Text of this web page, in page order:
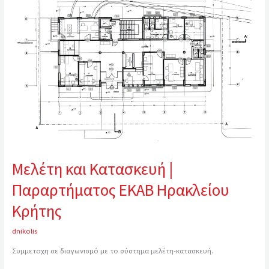
Μελέτη και Κατασκευή |
Παραρτήματος ΕΚΑΒ Ηρακλείου
Κρήτης
dnikolis
Συμμετοχη σε διαγωνισμό με το σύστημα μελέτη-κατασκευή.
Παραρτήματος
ΕΚΑΒ
Ηρακλείου